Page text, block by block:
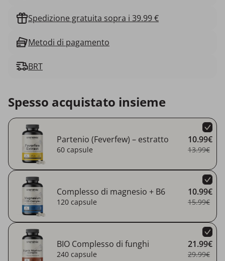
Spedizione gratuita sopra i 39.99 €
Metodi di pagamento
BRT
Spesso acquistato insieme
Partenio (Feverfew) – estratto
60 capsule
10.99€
13.99€
Complesso di magnesio + B6
120 capsule
10.99€
15.99€
BIO Complesso di funghi
240 capsule
21.99€
29.99€